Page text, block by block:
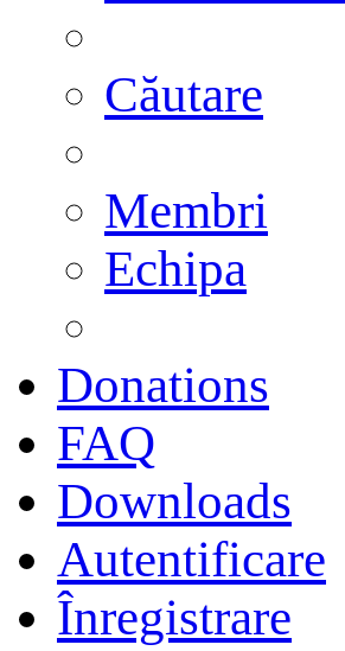
Căutare
Membri
Echipa
Donations
FAQ
Downloads
Autentificare
Înregistrare